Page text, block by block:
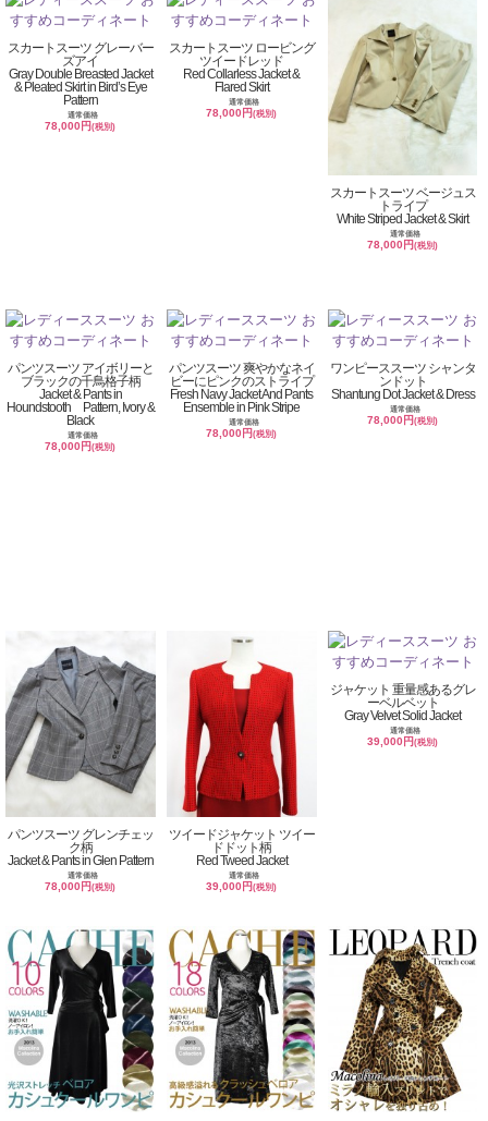
スカートスーツ グレーバー
ズアイ
Gray Double Breasted Jacket
& Pleated Skirt in Bird’s Eye
Pattern
通常価格
78,000円(税別)
スカートスーツ ロービング
ツイードレッド
Red Collarless Jacket &
Flared Skirt
通常価格
78,000円(税別)
スカートスーツ ベージュス
トライプ
White Striped Jacket & Skirt
通常価格
78,000円(税別)
パンツスーツ アイボリーと
ブラックの千鳥格子柄
Jacket & Pants in
Houndstooth Pattern, Ivory &
Black
通常価格
78,000円(税別)
パンツスーツ 爽やかなネイ
ビーにピンクのストライプ
Fresh Navy Jacket And Pants
Ensemble in Pink Stripe
通常価格
78,000円(税別)
ワンピーススーツ シャンタ
ンドット
Shantung Dot Jacket & Dress
通常価格
78,000円(税別)
パンツスーツ グレンチェッ
ク柄
Jacket & Pants in Glen Pattern
通常価格
78,000円(税別)
ツイードジャケット ツイー
ドドット柄
Red Tweed Jacket
通常価格
39,000円(税別)
ジャケット 重量感あるグレ
ーベルベット
Gray Velvet Solid Jacket
通常価格
39,000円(税別)